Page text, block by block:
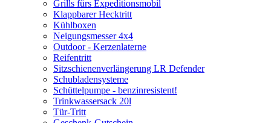
Grills fürs Expeditionsmobil
Klappbarer Hecktritt
Kühlboxen
Neigungsmesser 4x4
Outdoor - Kerzenlaterne
Reifentritt
Sitzschienenverlängerung LR Defender
Schubladensysteme
Schüttelpumpe - benzinresistent!
Trinkwassersack 20l
Tür-Tritt